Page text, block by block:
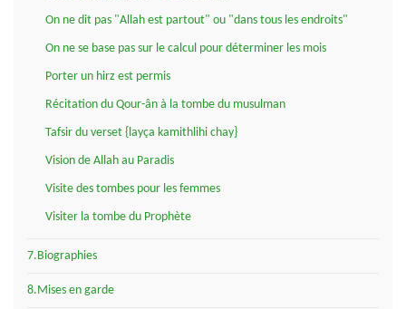
On ne dit pas "Allah est partout" ou "dans tous les endroits"
On ne se base pas sur le calcul pour déterminer les mois
Porter un hirz est permis
Récitation du Qour-ân à la tombe du musulman
Tafsir du verset {layça kamithlihi chay}
Vision de Allah au Paradis
Visite des tombes pour les femmes
Visiter la tombe du Prophète
7.Biographies
8.Mises en garde